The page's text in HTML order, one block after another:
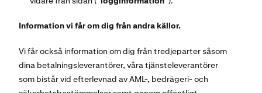
Information vi får om dig från andra källor.
Vi får också information om dig från tredjeparter såsom
dina betalningsleverantörer, våra tjänsteleverantörer
som bistår vid efterlevnad av AML-, bedrägeri- och